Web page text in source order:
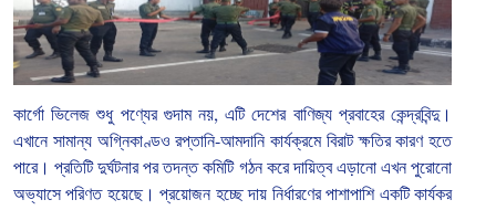
কার্গো ভিলেজ শুধু পণ্যের গুদাম নয়,এটি দেশের বাণিজ্য প্রবাহের কেন্দ্রবিন্দু।
এখানে সামান্য অগ্নিকাণ্ডও রপ্তানি-আমদানি কার্যক্রমে বিরাট ক্ষতির কারণ হতে
পারে। প্রতিটি দুর্ঘটনার পর তদন্ত কমিটি গঠন করে দায়িত্ব এড়ানো এখন পুরোনো
অভ্যাসে পরিণত হয়েছে। প্রয়োজন হচ্ছে দায় নির্ধারণের পাশাপাশি একটি কার্যকর